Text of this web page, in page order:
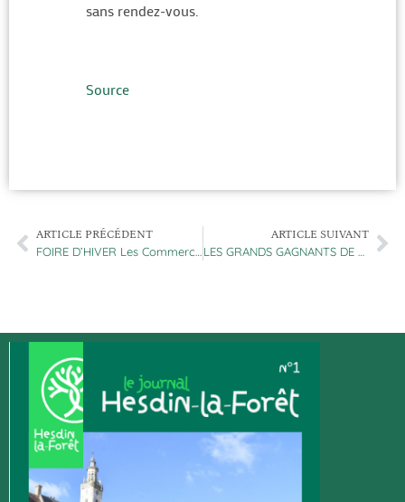
sans rendez-vous.
Source
ARTICLE PRÉCÉDENT
FOIRE D’HIVER Les Commerces Hesdinois sont accessibles durant la période de foi…
ARTICLE SUIVANT
LES GRANDS GAGNANTS DE LA FOIRE Toutes les personnes entourées sur les photogr…